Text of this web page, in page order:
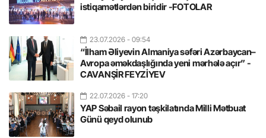
istiqamətlərdən biridir -FOTOLAR
23.07.2026 - 09:54
“İlham Əliyevin Almaniya səfəri Azərbaycan–
Avropa əməkdaşlığında yeni mərhələ açır” -
CAVANŞİR FEYZİYEV
22.07.2026 - 17:20
YAP Səbail rayon təşkilatında Milli Mətbuat
Günü qeyd olunub